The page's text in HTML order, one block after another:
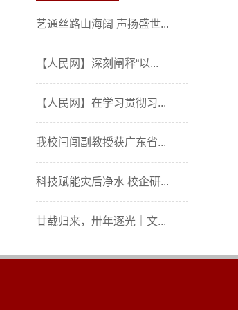
艺通丝路山海阔 声扬盛世...
【人民网】深刻阐释“以...
【人民网】在学习贯彻习...
我校闫闯副教授获广东省...
科技赋能灾后净水 校企研...
廿载归来，卅年逐光｜文...